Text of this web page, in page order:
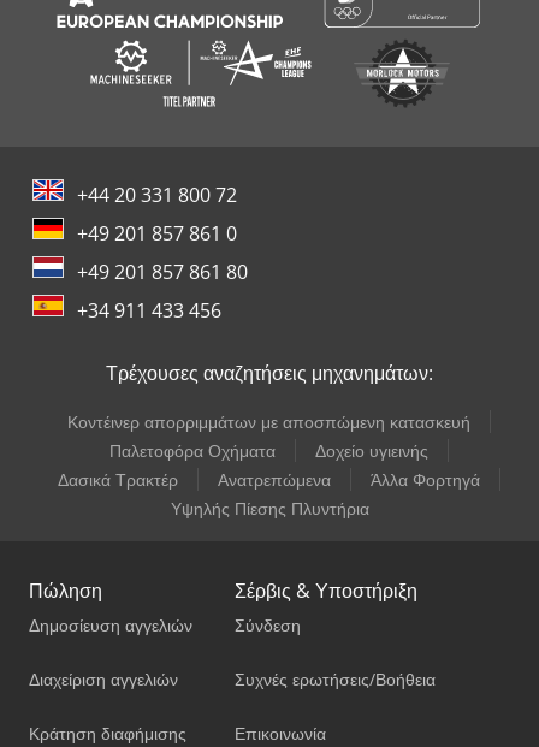
+44 20 331 800 72
+49 201 857 861 0
+49 201 857 861 80
+34 911 433 456
Τρέχουσες αναζητήσεις μηχανημάτων:
Κοντέινερ απορριμμάτων με αποσπώμενη κατασκευή
Παλετοφόρα Οχήματα
Δοχείο υγιεινής
Δασικά Τρακτέρ
Ανατρεπώμενα
Άλλα Φορτηγά
Υψηλής Πίεσης Πλυντήρια
Πώληση
Δημοσίευση αγγελιών
Διαχείριση αγγελιών
Κράτηση διαφήμισης
Σέρβις & Υποστήριξη
Σύνδεση
Συχνές ερωτήσεις/Βοήθεια
Επικοινωνία